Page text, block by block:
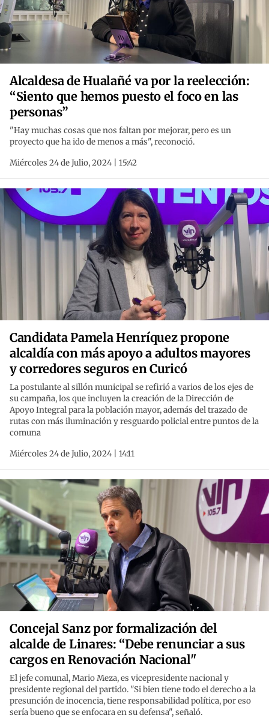
Alcaldesa de Hualañé va por la reelección:
“Siento que hemos puesto el foco en las
personas”
"Hay muchas cosas que nos faltan por mejorar, pero es un
proyecto que ha ido de menos a más", reconoció.
Miércoles 24 de Julio, 2024 | 15:42
Candidata Pamela Henríquez propone
alcaldía con más apoyo a adultos mayores
y corredores seguros en Curicó
La postulante al sillón municipal se refirió a varios de los ejes de
su campaña, los que incluyen la creación de la Dirección de
Apoyo Integral para la población mayor, además del trazado de
rutas con más iluminación y resguardo policial entre puntos de la
comuna
Miércoles 24 de Julio, 2024 | 14:11
Concejal Sanz por formalización del
alcalde de Linares: “Debe renunciar a sus
cargos en Renovación Nacional"
El jefe comunal, Mario Meza, es vicepresidente nacional y
presidente regional del partido. "Si bien tiene todo el derecho a la
presunción de inocencia, tiene responsabilidad política, por eso
sería bueno que se enfocara en su defensa", señaló.